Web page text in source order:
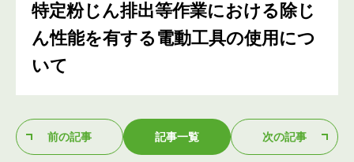
特定粉じん排出等作業における除じ
ん性能を有する電動工具の使用につ
いて
前の記事 記事一覧 次の記事